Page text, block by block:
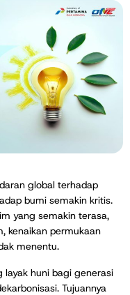
global terhadap
bumi semakin kritis.
yang semakin terasa,
kenaikan permukaan
menentu.
layak huni bagi generasi
Tujuannya